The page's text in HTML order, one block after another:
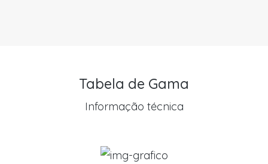
Tabela de Gama
Informação técnica